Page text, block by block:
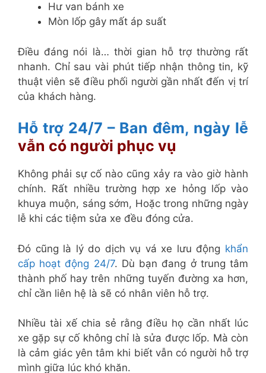
Hư van bánh xe
Mòn lốp gây mất áp suất
Điều đáng nói là… thời gian hỗ trợ thường rất
nhanh. Chỉ sau vài phút tiếp nhận thông tin, kỹ
thuật viên sẽ điều phối người gần nhất đến vị trí
của khách hàng.
Hỗ trợ 24/7 – Ban đêm, ngày lễ
vẫn có người phục vụ
Không phải sự cố nào cũng xảy ra vào giờ hành
chính. Rất nhiều trường hợp xe hỏng lốp vào
khuya muộn, sáng sớm, Hoặc trong những ngày
lễ khi các tiệm sửa xe đều đóng cửa.
Đó cũng là lý do dịch vụ vá xe lưu động khẩn
cấp hoạt động 24/7. Dù bạn đang ở trung tâm
thành phố hay trên những tuyến đường xa hơn,
chỉ cần liên hệ là sẽ có nhân viên hỗ trợ.
Nhiều tài xế chia sẻ rằng điều họ cần nhất lúc
xe gặp sự cố không chỉ là sửa được lốp. Mà còn
là cảm giác yên tâm khi biết vẫn có người hỗ trợ
mình giữa lúc khó khăn.